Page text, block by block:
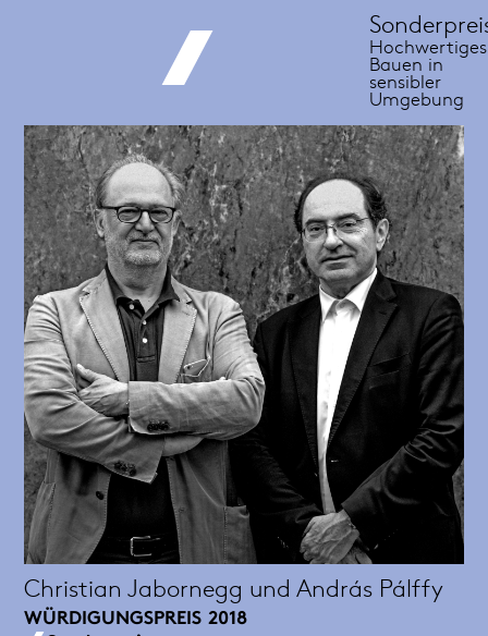
Hochwertiges
Bauen in
sensibler
Umgebung
Christian Jabornegg und András Pálffy
WÜRDIGUNGSPREIS 2018